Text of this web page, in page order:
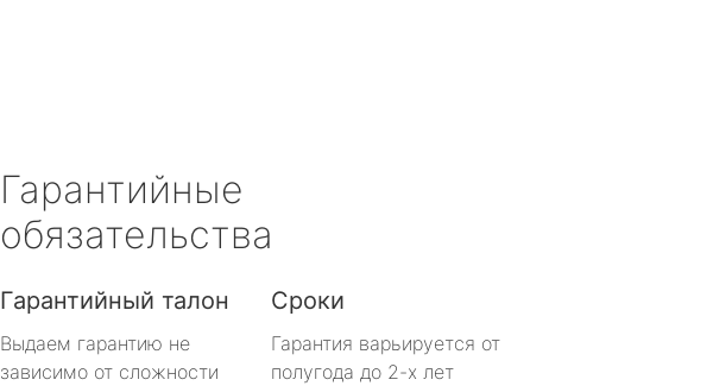
Гарантийные
обязательства
Гарантийный талон
Выдаем гарантию не
зависимо от сложности
Сроки
Гарантия варьируется от
полугода до 2-х лет